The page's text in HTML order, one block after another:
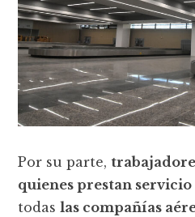
Por su parte,
quienes prestan servicio
todaslas compañías